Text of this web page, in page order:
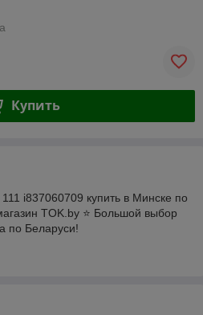
Купить
i837060709 купить в Минске по
TOK.by ⭐️ Большой выбор
по Беларуси!